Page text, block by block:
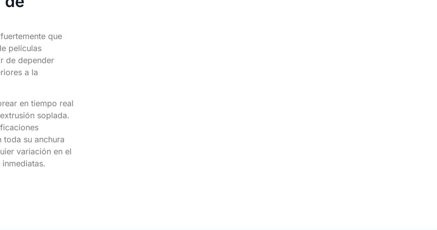
que
películas
de depender
a la
en tiempo real
soplada.
toda su anchura
variación en el